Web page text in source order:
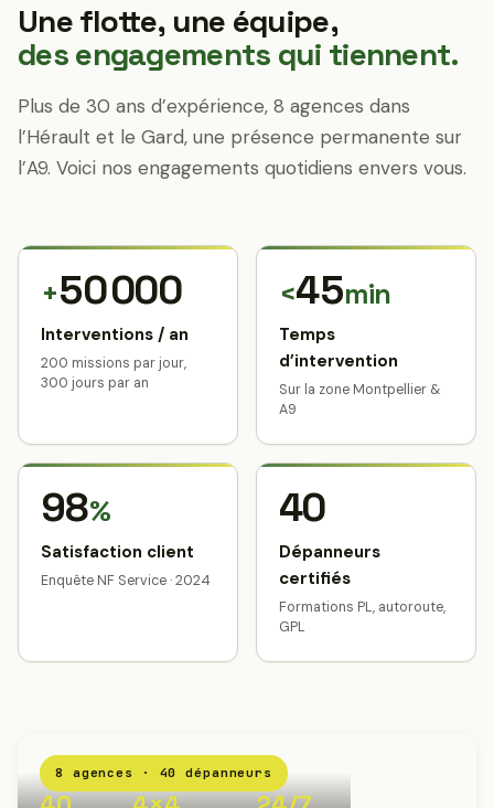
Une flotte, une équipe,
des engagements qui tiennent.
Plus de 30 ans d’expérience, 8 agences dans
l’Hérault et le Gard, une présence permanente sur
l’A9. Voici nos engagements quotidiens envers vous.
+50 000
Interventions / an
200 missions par jour,
300 jours par an
<45min
Temps
d’intervention
Sur la zone Montpellier &
A9
98%
Satisfaction client
Enquête NF Service · 2024
40
Dépanneurs
certifiés
Formations PL, autoroute,
GPL
8 agences · 40 dépanneurs